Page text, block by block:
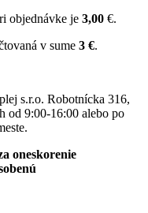
objednávke je 3,00 €.
v sume 3 €.
s.r.o. Robotnícka 316,
od 9:00-16:00 alebo po
oneskorenie